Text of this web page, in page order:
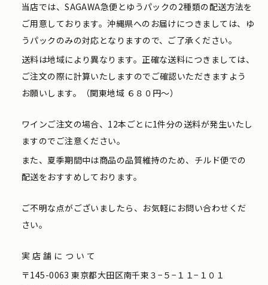
当店では、SAGAWA急便とゆうパックの2種類の配送方法を
ご用意しております。沖縄県へのお届けにつきましては、ゆ
うパックのみの対応となりますので、ご了承ください。
送料は地域により異なります。正確な送料につきましては、
ご注文の際に計算いたしますのでご確認いただきますよう
お願いします。（関東地域 ６８０円〜）
ワインご注文の場合、12本ごとに1件分の送料が発生いたし
ますのでご注意ください。
また、夏季期間中は商品の品質維持のため、チルド便での
配送をおすすめしております。
ご不明な点がございましたら、お気軽にお問い合わせくだ
さい。
実店舗について
〒145-0063 東京都大田区南千束３−５−１１−１０１